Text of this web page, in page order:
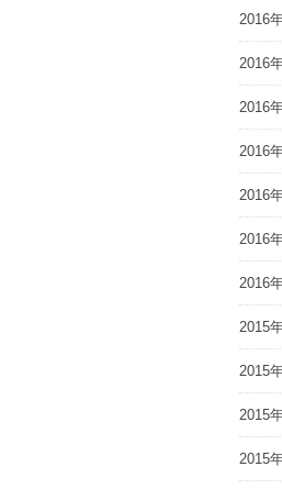
2016
2016
2016
2016
2016
2016
2016
2015
2015
2015
2015